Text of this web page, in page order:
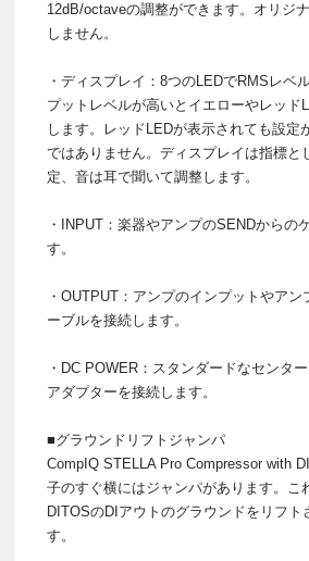
12dB/octaveの調整ができます。オリジ
しません。
・ディスプレイ：8つのLEDでRMSレベ
プットレベルが高いとイエローやレッド
します。レッドLEDが表示されても設定
ではありません。ディスプレイは指標と
定、音は耳で聞いて調整します。
・INPUT：楽器やアンプのSENDからの
す。
・OUTPUT：アンプのインプットやアン
ーブルを接続します。
・DC POWER：スタンダードなセンタ
アダプターを接続します。
■グラウンドリフトジャンパ
CompIQ STELLA Pro Compressor with
子のすぐ横にはジャンパがあります。こ
DITOSのDIアウトのグラウンドをリフト
す。